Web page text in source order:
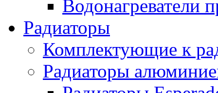
Водонагреватели
Радиаторы
Комплектующие к
Радиаторы